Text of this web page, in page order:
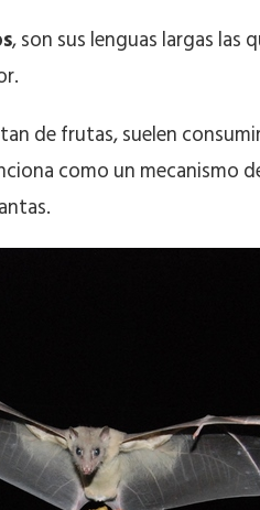
, son sus lenguas largas las
de frutas, suelen
como un mecanismo